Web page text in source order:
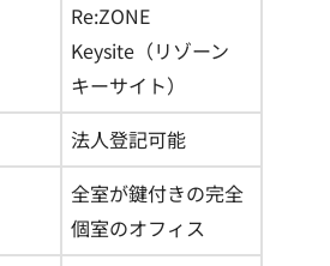
Re:ZONE
Keysite（リゾーン
キーサイト）
法人登記可能
全室が鍵付きの完全
個室のオフィス